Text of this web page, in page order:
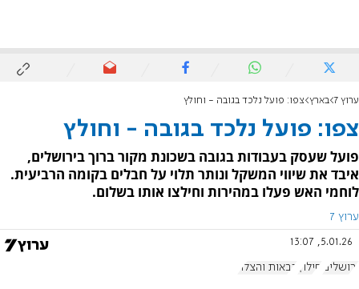
ערוץ 7 בארץ צפו: פועל נלכד בגובה - וחולץ
צפו: פועל נלכד בגובה - וחולץ
פועל שעסק בעבודות בגובה בשכונת מקור ברוך בירושלים,
איבד את שיווי המשקל ונותר תלוי על חבלים בקומה הרביעית.
לוחמי האש פעלו במהירות וחילצו אותו בשלום.
ערוץ 7
5.01.26, 13:07
ירושלים חילוץ כבאות והצלה